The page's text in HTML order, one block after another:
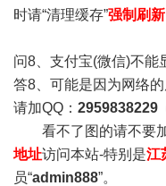
时请“清理缓存”强制刷新
问8、支付宝(微信)不能
答8、可能是因为网络
请加QQ： 2959838229
看不了图的请不要加
地址访问本站-特别是江
员“admin888”。